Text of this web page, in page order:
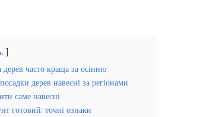
часто краща за осінню
дерев навесні за регіонами
саме навесні
готовий: точні ознаки